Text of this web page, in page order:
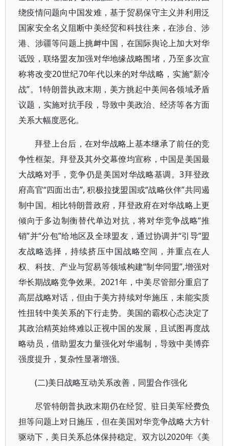
绕疫情问题向中国发难，基于贸易保守主义并利用泛
国家安全名义阻断中美经贸和科技往来，在涉台、涉
港、涉疆等问题上挑衅中国，在国际舆论上加大对华
诋毁，联络盟友加强对华地缘战略围堵，乃至多次宣
称将改变20世纪70年代以来的对华战略，实施“新冷
战”。1特朗普执政末期，美方挑起中美间各领域矛盾
议题，实施对抗手段，导致中美政治、经济等各方面
关系大幅度恶化。
拜登上台后，在对华战略上基本继承了前任的竞
争性框架。拜登及其外交幕僚均宣称，中国是美国最
大战略对手，竞争仍是美国对华战略基调。3拜登政
府高官“四面出击”, 积极拉拢盟国或“战略伙伴”共同遏
制中国。相比特朗普政府，拜登政府在对华战略上更
倾向于多边制衡替代单边对抗，将对华竞争战略“推
销”并“分包”给地区及全球盟友，通过协调并“引导”盟
友战略选择，持续挤压中国战略空间，并重点在人
权、科技、产业与贸易等领域构建“制华同盟”,增强对
华长期战略竞争效果。2021年，中美尽管部分重启了
高层战略对话，但由于美方持续对华施压，未能实质
性扭转中美关系的下行走势。美国的霸权心态决定了
其政治精英始终难以正视中国的发展，且试图再度战
略动员，借助盟友力量强化对华遏制，导致中美博弈
强度提升，复杂性显著增强。
(二)美日战略互动关系改善，同盟合作强化
尽管特朗普执政末期仍在经贸、驻日美军经费负
担等问题上对日施压，但在美国对华竞争战略大方针
驱动下，美日关系总体保持稳定。双方以2020年《美